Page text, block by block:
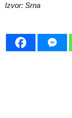
Izvor: Srna